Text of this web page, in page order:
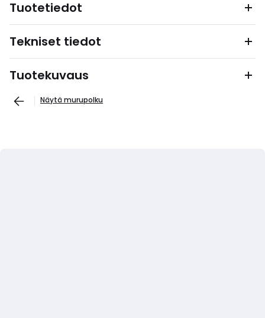
Tuotetiedot
Tekniset tiedot
Tuotekuvaus
Näytä murupolku